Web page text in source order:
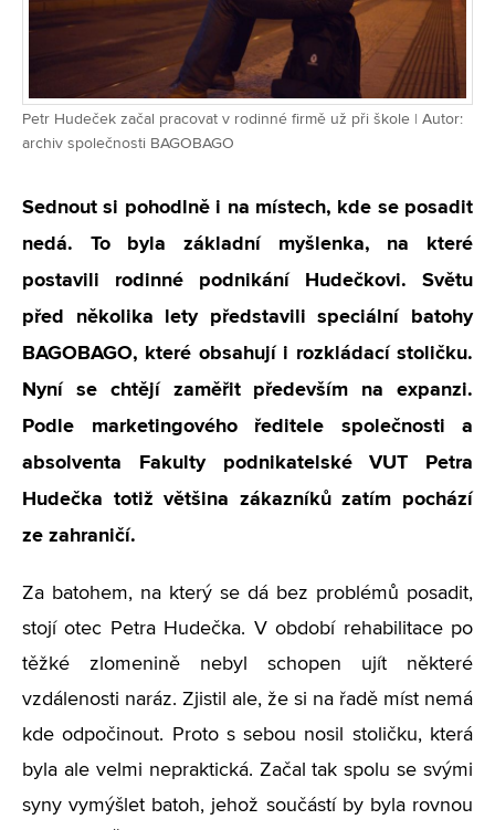
Petr Hudeček začal pracovat v rodinné firmě už při škole | Autor:
archiv společnosti BAGOBAGO
Sednout si pohodlně i na místech, kde se posadit
nedá. To byla základní myšlenka, na které
postavili rodinné podnikání Hudečkovi. Světu
před několika lety představili speciální batohy
BAGOBAGO, které obsahují i rozkládací stoličku.
Nyní se chtějí zaměřit především na expanzi.
Podle marketingového ředitele společnosti a
absolventa Fakulty podnikatelské VUT Petra
Hudečka totiž většina zákazníků zatím pochází
ze zahraničí.
Za batohem, na který se dá bez problémů posadit,
stojí otec Petra Hudečka. V období rehabilitace po
těžké zlomenině nebyl schopen ujít některé
vzdálenosti naráz. Zjistil ale, že si na řadě míst nemá
kde odpočinout. Proto s sebou nosil stoličku, která
byla ale velmi nepraktická. Začal tak spolu se svými
syny vymýšlet batoh, jehož součástí by byla rovnou